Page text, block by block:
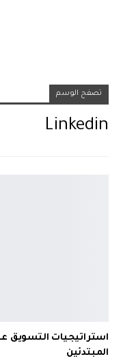
تصفح الوسم
Linkedin
المبتدئين